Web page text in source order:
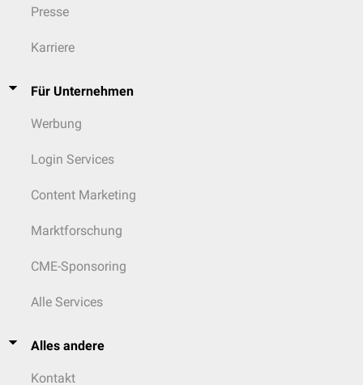
Presse
Karriere
Für Unternehmen
Werbung
Login Services
Content Marketing
Marktforschung
CME-Sponsoring
Alle Services
Alles andere
Kontakt